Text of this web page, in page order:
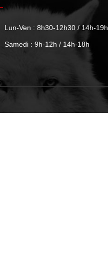
Lun-Ven : 8h30-12h30 / 14h-19h
Samedi : 9h-12h / 14h-18h